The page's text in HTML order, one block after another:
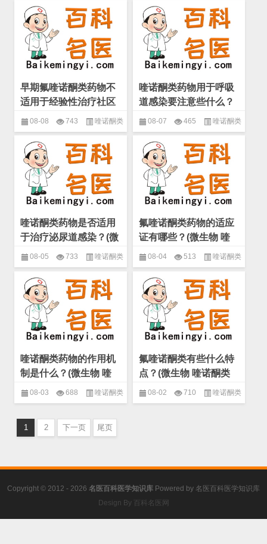
药物,微生物 抗生素的分类和名
称
类药物, 微生物,抗生素的分类和
名称
早期氟喹诺酮类药物不
适用于经验性治疗社区
获得性呼吸道感染？(微
生物 喹诺酮类药物)
08-08 743 喹诺酮类
药物,微生物 抗生素的分类和名
称
喹诺酮类药物用于呼吸
道感染要注意些什么？
(微生物 喹诺酮类药物)
08-07 465 喹诺酮类
药物,微生物 抗生素的分类和名
称
喹诺酮类药物是否适用
于治疗泌尿道感染？(微
生物 喹诺酮类药物)
08-05 733 喹诺酮类
药物,微生物 抗生素的分类和名
称
氟喹诺酮类药物的适应
证有哪些？(微生物 喹
诺酮类药物)
08-04 513 喹诺酮类
药物,微生物 抗生素的分类和名
称
喹诺酮类药物的作用机
制是什么？(微生物 喹
诺酮类药物)
08-03 688 喹诺酮类
称
氟喹诺酮类有些什么特
点？(微生物 喹诺酮类
药物)
08-02 710 喹诺酮类
1 2 下一页 尾页
Copyright © 2012 - 2026 名医百科医学知识库 Powered by 名医百科医学知识库
Design By 百科名医网